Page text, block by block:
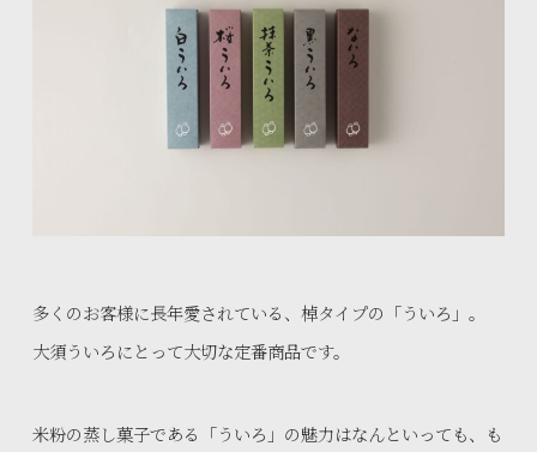
多くのお客様に長年愛されている、棹タイプの「ういろ」。
大須ういろにとって大切な定番商品です。
米粉の蒸し菓子である「ういろ」の魅力はなんといっても、も